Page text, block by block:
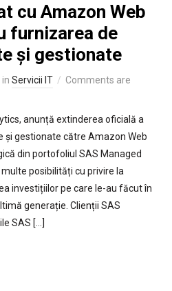
cu Amazon Web
furnizarea de
și gestionate
in Servicii IT
Comments are
anunță extinderea oficială a
și gestionate către Amazon Web
din portofoliul SAS Managed
posibilități cu privire la
investițiilor pe care le-au făcut în
generație. Clienții SAS
SAS […]